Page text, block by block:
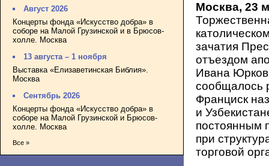
Август 2026
Концерты фонда «Искусство добра» в
соборе на Малой Грузинской и в Брюсов-
холле. Москва
13 августа – 1 ноября
Выставка «Елизаветинская Библия».
Москва
Сентябрь 2026
Концерты фонда «Искусство добра» в
соборе на Малой Грузинской и Брюсов-
холле. Москва
Все »
Москва, 23
зачатия
отъездом
Ивана
сообщалось
Франциск
и
постоянным
при
торговой